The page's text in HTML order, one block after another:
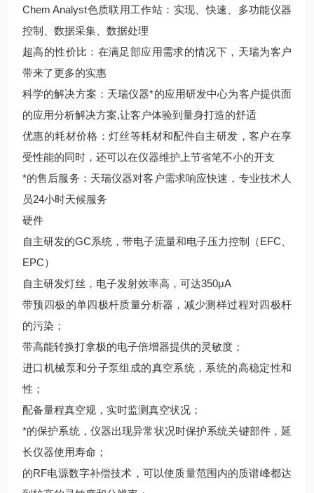
Chem Analyst色质联用工作站：实现、快速、多功能仪器
控制、数据采集、数据处理
超高的性价比：在满足部应用需求的情况下，天瑞为客户
带来了更多的实惠
科学的解决方案：天瑞仪器*的应用研发中心为客户提供面
的应用分析解决方案,让客户体验到量身打造的舒适
优惠的耗材价格：灯丝等耗材和配件自主研发，客户在享
受性能的同时，还可以在仪器维护上节省笔不小的开支
*的售后服务：天瑞仪器对客户需求响应快速，专业技术人
员24小时天候服务
硬件
自主研发的GC系统，带电子流量和电子压力控制（EFC、
EPC）
自主研发灯丝，电子发射效率高，可达350μA
带预四极的单四极杆质量分析器，减少测样过程对四极杆
的污染；
带高能转换打拿极的电子倍增器提供的灵敏度；
进口机械泵和分子泵组成的真空系统，系统的高稳定性和
性；
配备量程真空规，实时监测真空状况；
*的保护系统，仪器出现异常状况时保护系统关键部件，延
长仪器使用寿命；
的RF电源数字补偿技术，可以使质量范围内的质谱峰都达